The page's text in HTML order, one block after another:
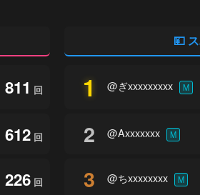
811 回
612 回
226 回
💴
1 @ぎxxxxxxxxx M
2 @Axxxxxxx M
3 @ちxxxxxxxx M